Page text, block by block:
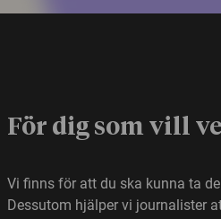
För dig som vill
Vi finns för att du ska kunna ta
Dessutom hjälper vi journalister